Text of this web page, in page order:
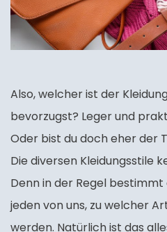
Also, welcher ist der
bevorzugst? Leger und
Oder bist du doch eher der
Die diversen Kleidungsstile
Denn in der Regel
jeden von uns, zu welcher
werden. Natürlich ist das